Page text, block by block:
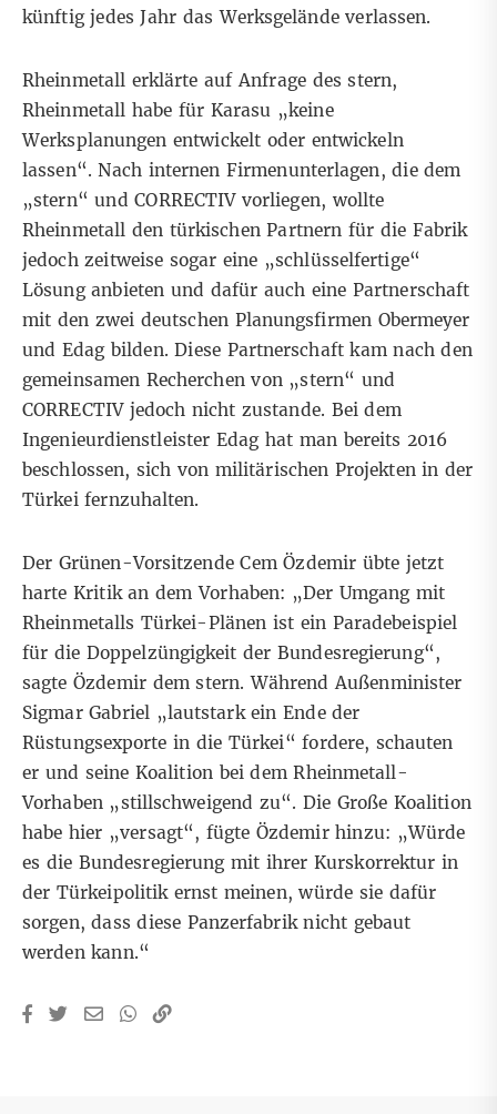
künftig jedes Jahr das Werksgelände verlassen.
Rheinmetall erklärte auf Anfrage des stern,
Rheinmetall habe für Karasu „keine
Werksplanungen entwickelt oder entwickeln
lassen“. Nach internen Firmenunterlagen, die dem
„stern“ und CORRECTIV vorliegen, wollte
Rheinmetall den türkischen Partnern für die Fabrik
jedoch zeitweise sogar eine „schlüsselfertige“
Lösung anbieten und dafür auch eine Partnerschaft
mit den zwei deutschen Planungsfirmen Obermeyer
und Edag bilden. Diese Partnerschaft kam nach den
gemeinsamen Recherchen von „stern“ und
CORRECTIV jedoch nicht zustande. Bei dem
Ingenieurdienstleister Edag hat man bereits 2016
beschlossen, sich von militärischen Projekten in der
Türkei fernzuhalten.
Der Grünen-Vorsitzende Cem Özdemir übte jetzt
harte Kritik an dem Vorhaben: „Der Umgang mit
Rheinmetalls Türkei-Plänen ist ein Paradebeispiel
für die Doppelzüngigkeit der Bundesregierung“,
sagte Özdemir dem stern. Während Außenminister
Sigmar Gabriel „lautstark ein Ende der
Rüstungsexporte in die Türkei“ fordere, schauten
er und seine Koalition bei dem Rheinmetall-
Vorhaben „stillschweigend zu“. Die Große Koalition
habe hier „versagt“, fügte Özdemir hinzu: „Würde
es die Bundesregierung mit ihrer Kurskorrektur in
der Türkeipolitik ernst meinen, würde sie dafür
sorgen, dass diese Panzerfabrik nicht gebaut
werden kann.“